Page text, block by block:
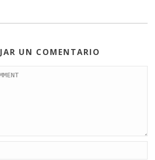
UN COMENTARIO